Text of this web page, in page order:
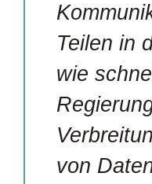
Teilen in
wie
von